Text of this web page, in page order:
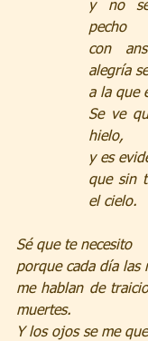
y no
pecho
con
alegría
a la que
Se ve
hielo,
y es
que sin
el cielo.
Sé que te necesito
porque cada día las
me hablan de
muertes.
Y los ojos se me